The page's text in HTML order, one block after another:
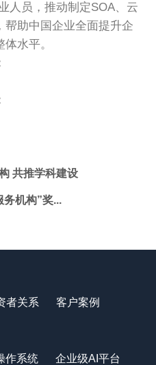
人员，推动制定SOA、云
帮助中国企业全面提升企
水平。
共推学科建设
务机构”奖...
者关系 客户案例
作系统
企业级AI平台